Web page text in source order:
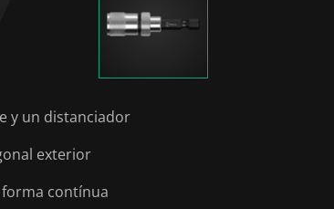
y un distanciador
exterior
contínua